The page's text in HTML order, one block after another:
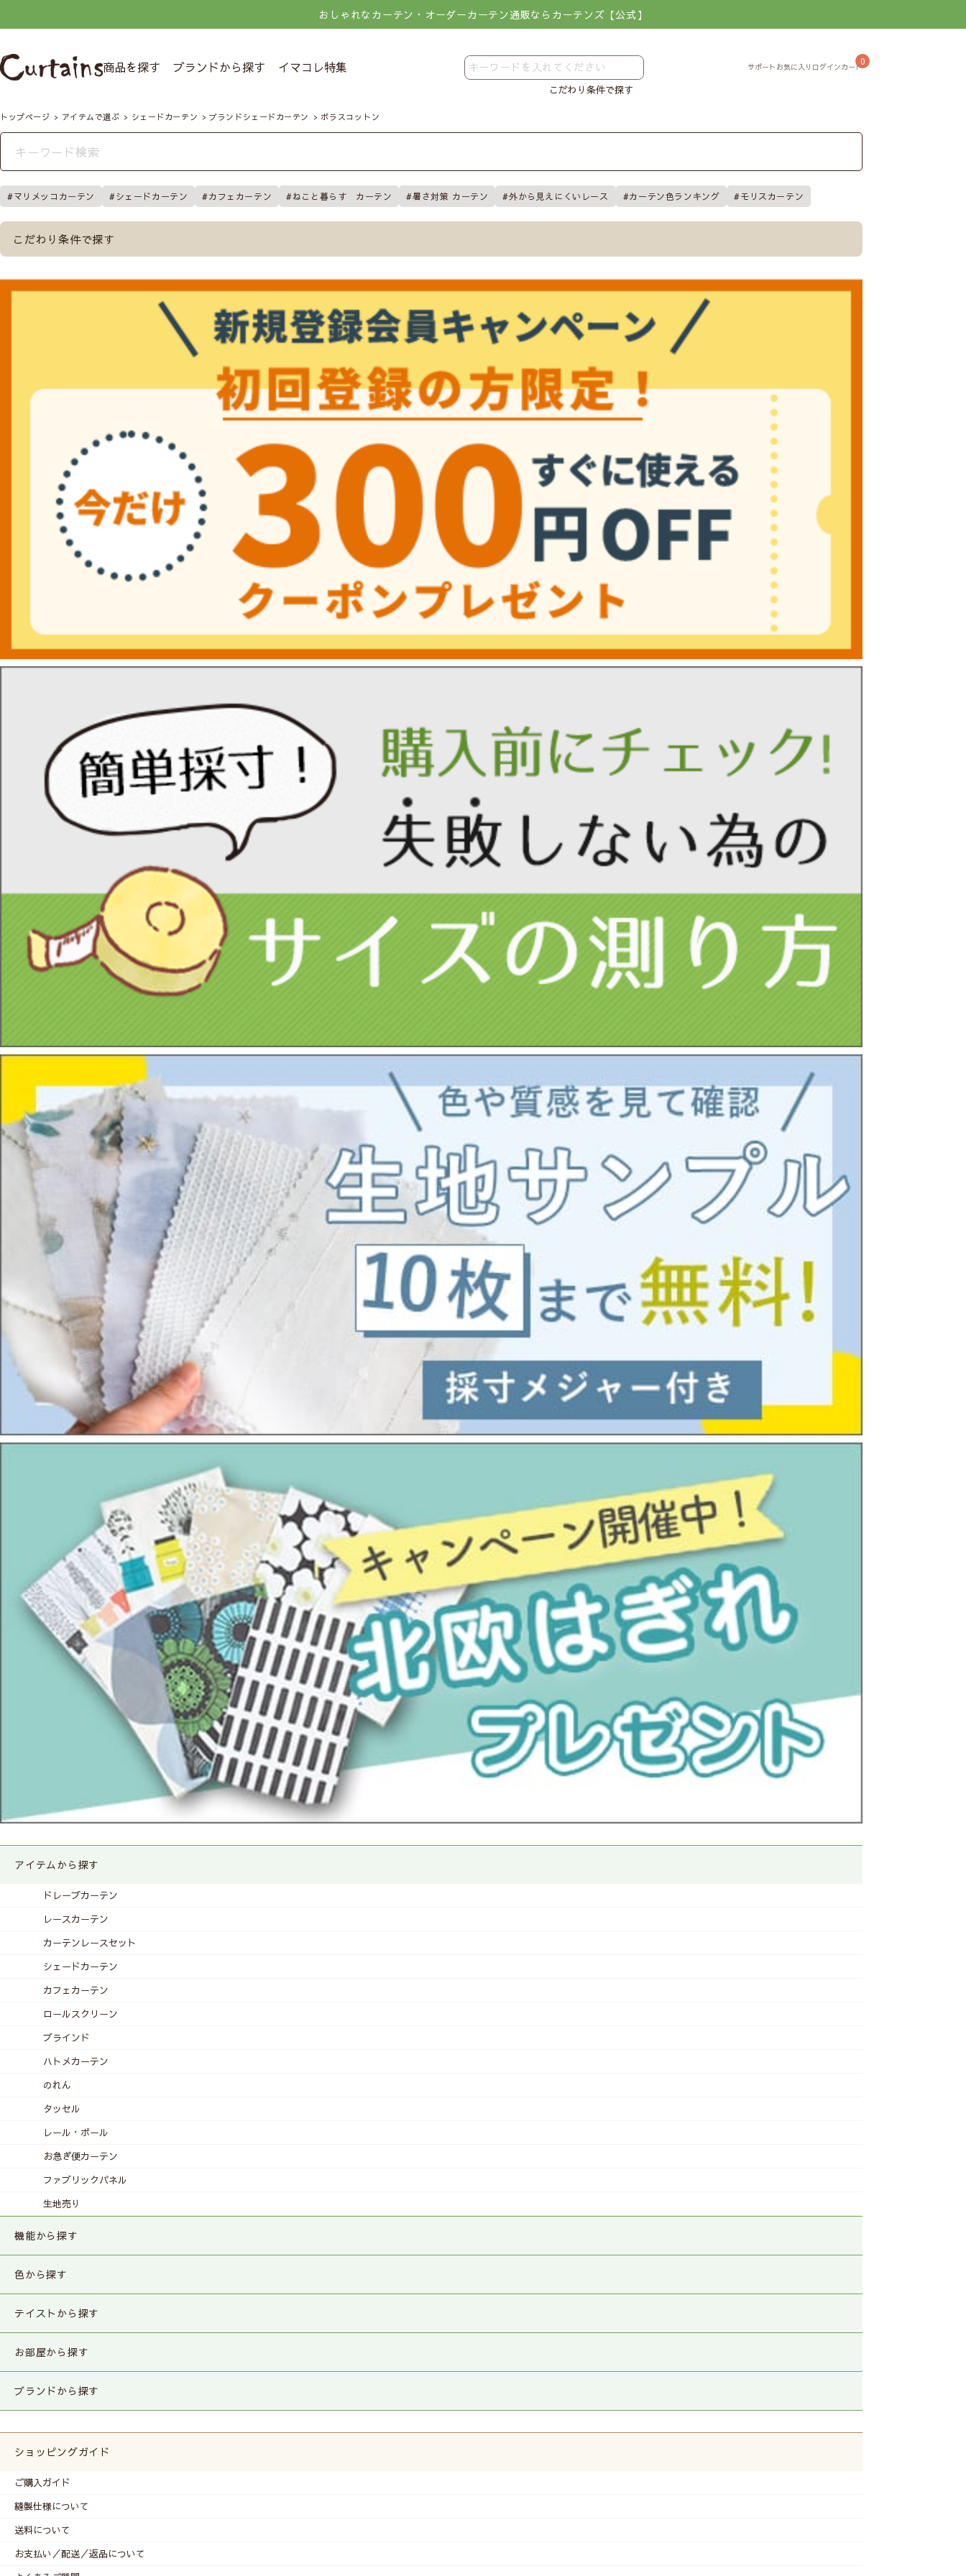
おしゃれなカーテン・オーダーカーテン通販ならカーテンズ【公式】
商品を探す ブランドから探す イマコレ特集
こだわり条件で探す
0
トップページ アイテムで選ぶ シェードカーテン ブランドシェードカーテン ボラスコットン
マリメッコカーテン シェードカーテン カフェカーテン ねこと暮らす カーテン 暑さ対策 カーテン 外から見えにくいレース カーテン色ランキング モリスカーテン
こだわり条件で探す
アイテムから探す
ドレープカーテン
レースカーテン
カーテンレースセット
シェードカーテン
カフェカーテン
ロールスクリーン
ブラインド
ハトメカーテン
のれん
タッセル
レール・ポール
お急ぎ便カーテン
ファブリックパネル
生地売り
機能から探す
色から探す
テイストから探す
お部屋から探す
ブランドから探す
ショッピングガイド
ご購入ガイド
縫製仕様について
送料について
お支払い／配送／返品について